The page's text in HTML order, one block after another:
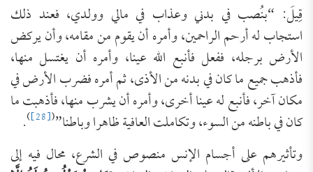
قِيلَ: “بنُصب في بدني وعذاب في مالي وولدي، فعند ذلك
استجاب له أرحم الراحمين، وأمره أن يقوم من مقامه، وأن يركض
الأرض برجله، ففعل فأنبع الله عينا، وأمره أن يغتسل منها،
فأذهب جميع ما كان في بدنه من الأذى، ثم أمره فضرب الأرض في
مكان آخر، فأنبع له عينا أخرى، وأمره أن يشرب منها، فأذهبت ما
كان في باطنه من السوء، وتكاملت العافية ظاهرا وباطنا”(
[28]
)
.
وتأثيرهم على أجسام الإنس منصوص في الشرع، محال فيه إلى